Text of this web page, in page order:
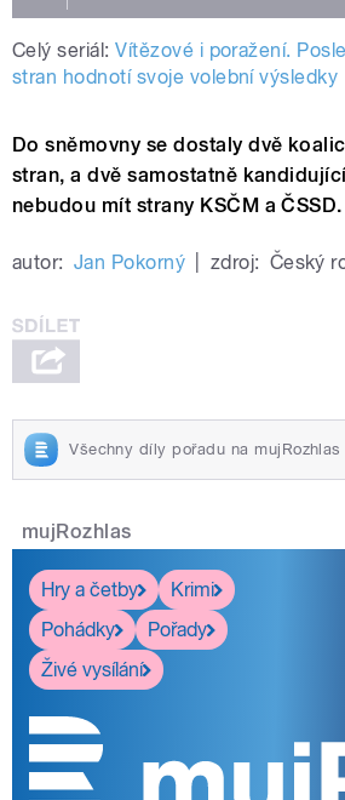
Celý seriál: Vítězové i poražení.
stran hodnotí svoje volební výsledky
Do sněmovny se dostaly dvě
stran, a dvě samostatně
nebudou mít strany KSČM a ČSSD.
autor: Jan Pokorný zdroj: Český
Všechny díly pořadu na mujRozhlas
mujRozhlas
Hry a četby
Krimi
Pohádky
Pořady
Živé vysílání